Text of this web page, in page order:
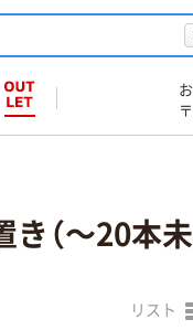
（～20本未
リスト